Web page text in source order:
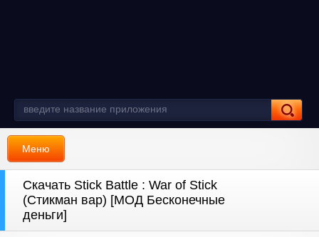
Меню
Скачать Stick Battle : War of Stick
(Стикман вар) [МОД Бесконечные
деньги]